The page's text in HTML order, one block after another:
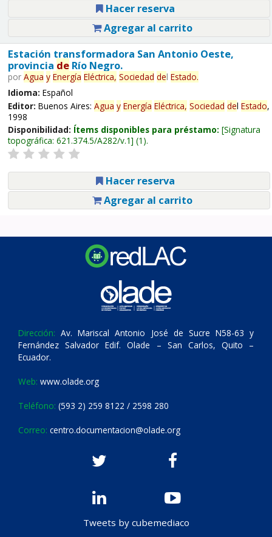
Hacer reserva
Agregar al carrito
Estación transformadora San Antonio Oeste,
provincia deRío Negro.
por Agua y Energía Eléctrica, Sociedad del Estado.
Idioma: Español
Editor: Buenos Aires: Agua y Energía Eléctrica, Sociedad del Estado,
1998
Disponibilidad: Ítems disponibles para préstamo: Signatura
topográfica: 621.374.5/A282/v.1 (1).
Hacer reserva
Agregar al carrito
Dirección: Av. Mariscal Antonio José de Sucre N58-63 y
Fernández Salvador Edif. Olade – San Carlos, Quito –
Ecuador.
Web: www.olade.org
Teléfono: (593 2) 259 8122 / 2598 280
Correo: centro.documentacion@olade.org
Tweets by cubemediaco